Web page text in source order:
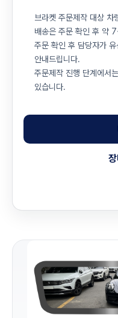
브라켓 주문제작 대상 차
배송은 주문 확인 후 약
주문 확인 후 담당자가
안내드립니다.
주문제작 진행 단계에서
있습니다.